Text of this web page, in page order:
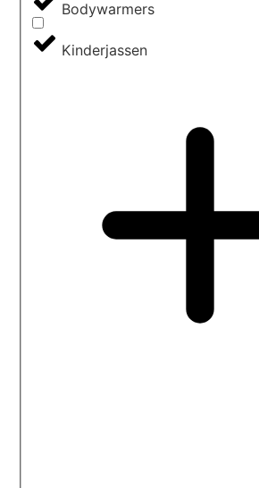
Bodywarmers
Kinderjassen